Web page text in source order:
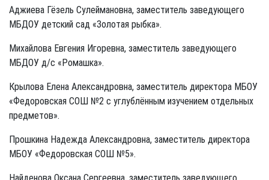
Аджиева Гёзель Сулеймановна, заместитель заведующего
МБДОУ детский сад «Золотая рыбка».
Михайлова Евгения Игоревна, заместитель заведующего
МБДОУ д/с «Ромашка».
Крылова Елена Александровна, заместитель директора МБОУ
«Федоровская СОШ №2 с углублённым изучением отдельных
предметов».
Прошкина Надежда Александровна, заместитель директора
МБОУ «Федоровская СОШ №5».
Найденова Оксана Сергеевна, заместитель заведующего